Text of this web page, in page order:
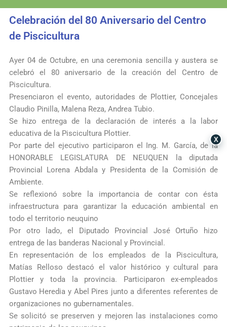
Celebración del 80 Aniversario del Centro
de Piscicultura
Ayer 04 de Octubre, en una ceremonia sencilla y austera se
celebró el 80 aniversario de la creación del Centro de
Piscicultura.
Presenciaron el evento, autoridades de Plottier, Concejales
Claudio Pinilla, Malena Reza, Andrea Tubio.
Se hizo entrega de la declaración de interés a la labor
educativa de la Piscicultura Plottier.
Por parte del ejecutivo participaron el Ing. M. García, de la
HONORABLE LEGISLATURA DE NEUQUEN la diputada
Provincial Lorena Abdala y Presidenta de la Comisión de
Ambiente.
Se reflexionó sobre la importancia de contar con ésta
infraestructura para garantizar la educación ambiental en
todo el territorio neuquino
Por otro lado, el Diputado Provincial José Ortuño hizo
entrega de las banderas Nacional y Provincial.
En representación de los empleados de la Piscicultura,
Matías Relloso destacó el valor histórico y cultural para
Plottier y toda la provincia. Participaron ex-empleados
Gustavo Heredia y Abel Pires junto a diferentes referentes de
organizaciones no gubernamentales.
Se solicitó se preserven y mejoren las instalaciones como
X